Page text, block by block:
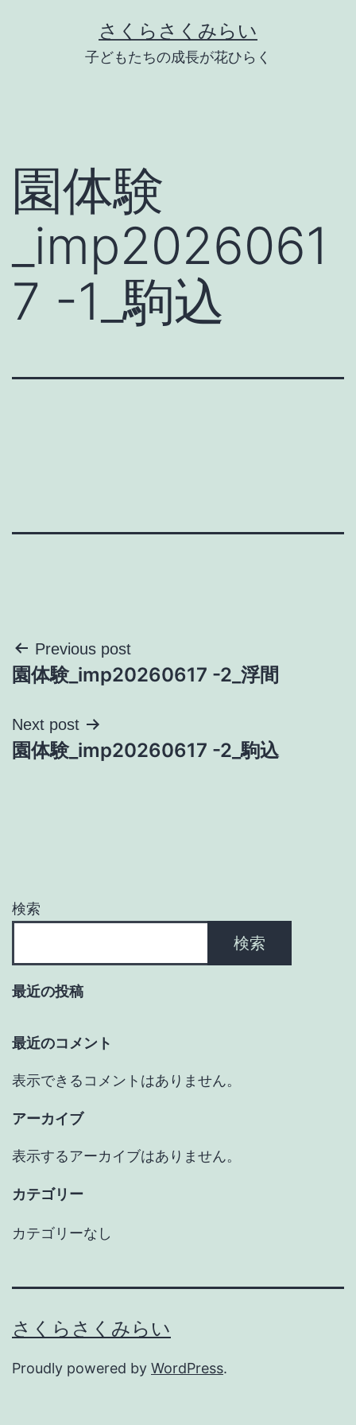
さくらさくみらい
子どもたちの成長が花ひらく
園体験
_imp2026061
7 -1_駒込
投
稿
ナ
ビ
ョ
Previous post
園体験_imp20260617 -2_浮間
Next post
園体験_imp20260617 -2_駒込
検索
検索
最近の投稿
最近のコメント
表示できるコメントはありません。
アーカイブ
表示するアーカイブはありません。
カテゴリー
カテゴリーなし
さくらさくみらい
Proudly powered by WordPress.